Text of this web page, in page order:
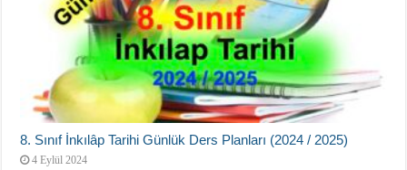
8. Sınıf İnkılâp Tarihi Günlük Ders Planları (2024 / 2025)
4 Eylül 2024